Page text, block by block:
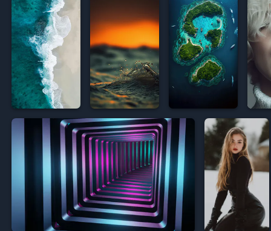
    
  
 